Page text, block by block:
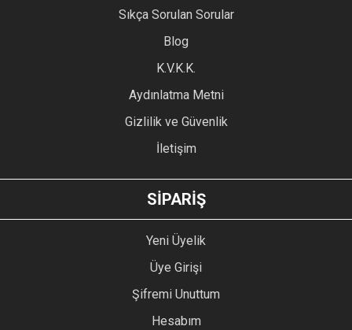
Ürün açıklamasında eksik bilgiler bulunuyor.
Ürün bilgilerinde hatalar bulunuyor.
Ürün fiyatı diğer sitelerden daha pahalı.
GÖNDER
Sıkça Sorulan Sorular
Blog
K.V.K.K.
Aydınlatma Metni
Gizlilik ve Güvenlik
İletişim
SİPARİŞ
Yeni Üyelik
Üye Girişi
Şifremi Unuttum
Hesabım